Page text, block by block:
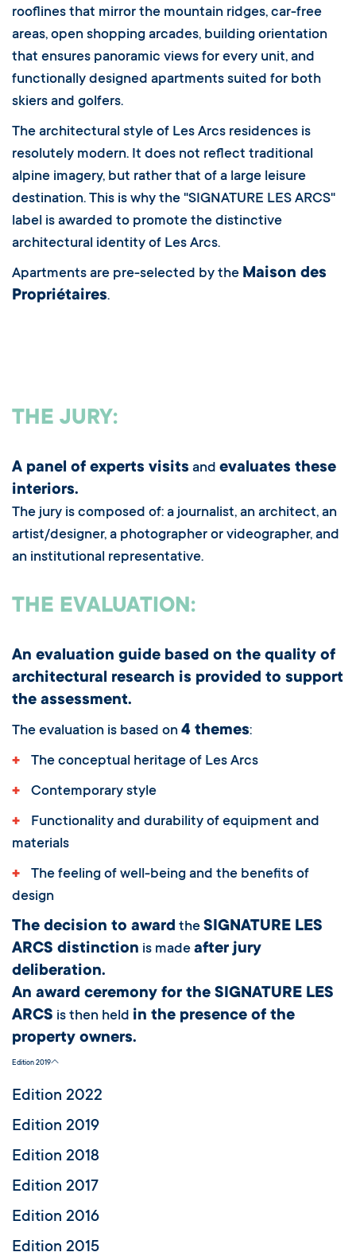
rooflines that mirror the mountain ridges, car-free
areas, open shopping arcades, building orientation
that ensures panoramic views for every unit, and
functionally designed apartments suited for both
skiers and golfers.
The architectural style of Les Arcs residences is
resolutely modern. It does not reflect traditional
alpine imagery, but rather that of a large leisure
destination. This is why the "SIGNATURE LES ARCS"
label is awarded to promote the distinctive
architectural identity of Les Arcs.
Apartments are pre-selected by the Maison des
Propriétaires.
THE JURY:
A panel of experts visits and evaluates these
interiors.
The jury is composed of: a journalist, an architect, an
artist/designer, a photographer or videographer, and
an institutional representative.
THE EVALUATION:
An evaluation guide based on the quality of
architectural research is provided to support
the assessment.
The evaluation is based on 4 themes:
+ The conceptual heritage of Les Arcs
+ Contemporary style
+
Functionality and durability of equipment and
materials
+
The feeling of well-being and the benefits of
design
The decision to award the SIGNATURE LES
ARCS distinction is made after jury
deliberation.
An award ceremony for the SIGNATURE LES
ARCS is then held in the presence of the
property owners.
Edition 2019
Edition 2022
Edition 2019
Edition 2018
Edition 2017
Edition 2016
Edition 2015